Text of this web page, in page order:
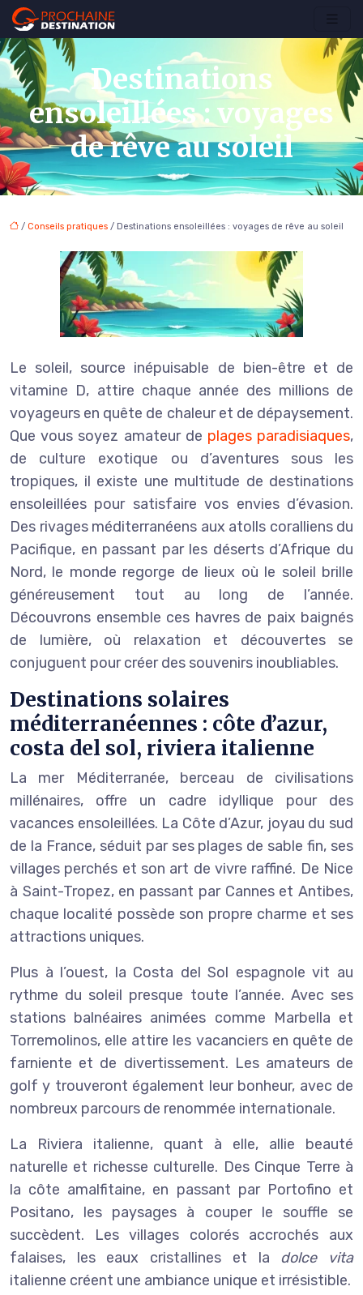
Destinations
ensoleillées : voyages
de rêve au soleil
/ Conseils pratiques / Destinations ensoleillées : voyages de rêve au soleil
Le soleil, source inépuisable de bien-être et de
vitamine D, attire chaque année des millions de
voyageurs en quête de chaleur et de dépaysement.
Que vous soyez amateur de plages paradisiaques,
de culture exotique ou d’aventures sous les
tropiques, il existe une multitude de destinations
ensoleillées pour satisfaire vos envies d’évasion.
Des rivages méditerranéens aux atolls coralliens du
Pacifique, en passant par les déserts d’Afrique du
Nord, le monde regorge de lieux où le soleil brille
généreusement tout au long de l’année.
Découvrons ensemble ces havres de paix baignés
de lumière, où relaxation et découvertes se
conjuguent pour créer des souvenirs inoubliables.
Destinations solaires
méditerranéennes : côte d’azur,
costa del sol, riviera italienne
La mer Méditerranée, berceau de civilisations
millénaires, offre un cadre idyllique pour des
vacances ensoleillées. La Côte d’Azur, joyau du sud
de la France, séduit par ses plages de sable fin, ses
villages perchés et son art de vivre raffiné. De Nice
à Saint-Tropez, en passant par Cannes et Antibes,
chaque localité possède son propre charme et ses
attractions uniques.
Plus à l’ouest, la Costa del Sol espagnole vit au
rythme du soleil presque toute l’année. Avec ses
stations balnéaires animées comme Marbella et
Torremolinos, elle attire les vacanciers en quête de
farniente et de divertissement. Les amateurs de
golf y trouveront également leur bonheur, avec de
nombreux parcours de renommée internationale.
La Riviera italienne, quant à elle, allie beauté
naturelle et richesse culturelle. Des Cinque Terre à
la côte amalfitaine, en passant par Portofino et
Positano, les paysages à couper le souffle se
succèdent. Les villages colorés accrochés aux
falaises, les eaux cristallines et la dolce vita
italienne créent une ambiance unique et irrésistible.